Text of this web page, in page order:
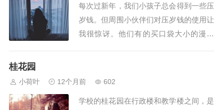
然把吃不完的饭菜洒向对方，在那里打
闹……我很小的时...
每次过新年，我们小孩子总会得到一些压
岁钱。但周围小伙伴们对压岁钱的使用让
我很惊讶。他们有的买口袋大小的漫画
我们的美好祝愿啊！再说，压岁钱还是大
桂花园
小荷叶 12个月前 602
学校的桂花园在行政楼和教学楼之间，是